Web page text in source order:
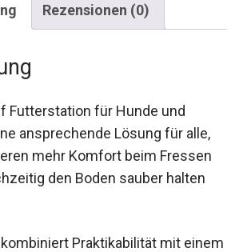
Rezensionen (0)
Futterstation für Hunde und
ansprechende Lösung für alle,
mehr Komfort beim Fressen
den Boden sauber halten
Praktikabilität mit einem